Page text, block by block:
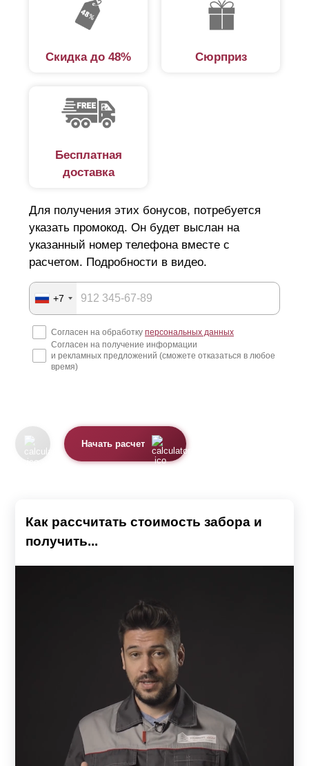
Скидка до 48% Сюрприз
Бесплатная
доставка
Для получения этих бонусов, потребуется
указать промокод. Он будет выслан на
указанный номер телефона вместе с
расчетом. Подробности в видео.
+7
Согласен на обработку персональных данных
Согласен на получение информации
и рекламных предложений (сможете отказаться в любое
время)
Начать расчет
Как рассчитать стоимость забора и
получить...